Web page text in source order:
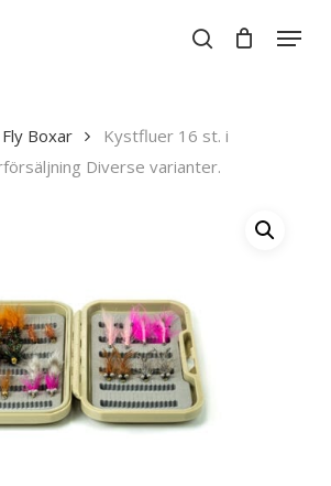
search
Menu
Close
Boxar
Kystfluer 16 st. i
Diverse varianter.